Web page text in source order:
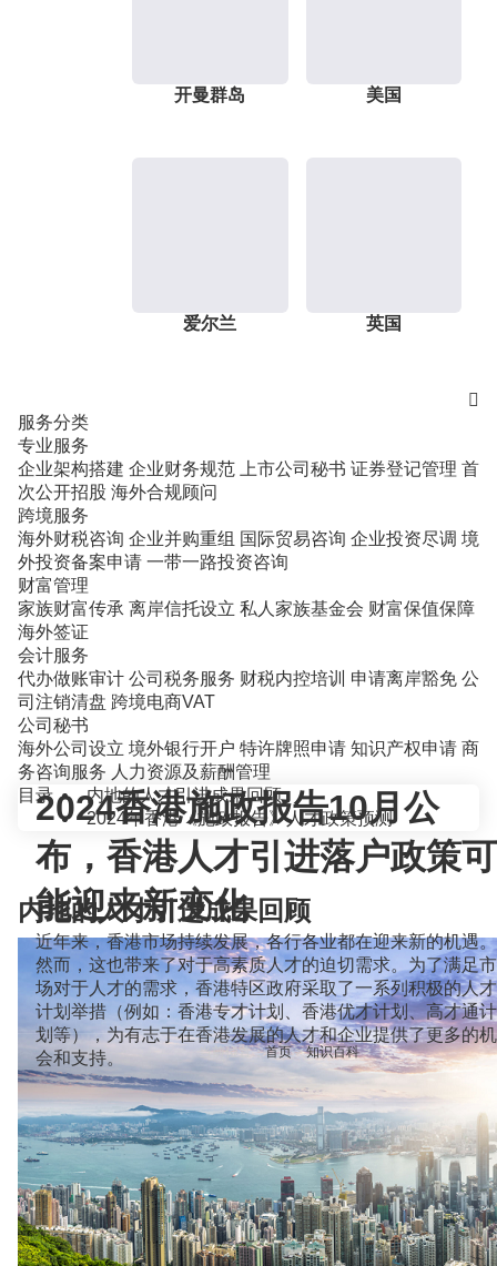
开曼群岛 美国
爱尔兰 英国

服务分类
专业服务
企业架构搭建 企业财务规范 上市公司秘书 证券登记管理 首
次公开招股 海外合规顾问
跨境服务
海外财税咨询 企业并购重组 国际贸易咨询 企业投资尽调 境
外投资备案申请 一带一路投资咨询
财富管理
家族财富传承 离岸信托设立 私人家族基金会 财富保值保障
海外签证
会计服务
代办做账审计 公司税务服务 财税内控培训 申请离岸豁免 公
司注销清盘 跨境电商VAT
公司秘书
海外公司设立 境外银行开户 特许牌照申请 知识产权申请 商
务咨询服务 人力资源及薪酬管理
当前位置：首页>知识百科>
2024香港施政报告10月公
布，香港人才引进落户政策可
能迎来新变化
近年来，香港市场持续发展，各行各业都在迎来新的机遇。
然而，这也带来了对于高素质人才的迫切需求。为了满足市
场对于人才的需求，香港特区政府采取了一系列积极的人才
计划举措（例如：香港专才计划、香港优才计划、高才通计
划等），为有志于在香港发展的人才和企业提供了更多的机
会和支持。
目录
内地的人才引进成果回顾
2024年香港《施政报告》人才政策预测
内地的人才引进成果回顾